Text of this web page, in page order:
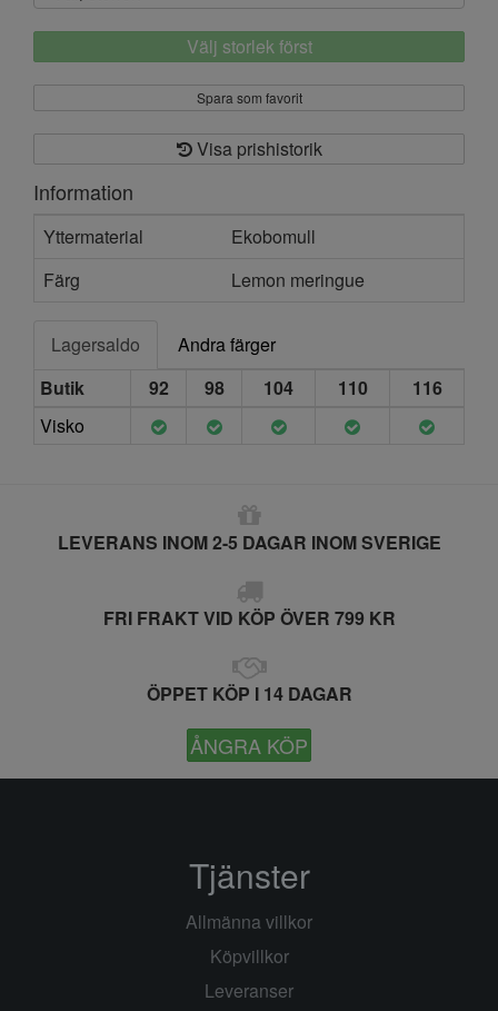
Välj storlek först
Spara som favorit
Visa prishistorik
Information
Yttermaterial
Ekobomull
Färg
Lemon meringue
Lagersaldo
Andra färger
Butik
92 98 104 110
116
Visko
LEVERANS INOM 2-5 DAGAR INOM SVERIGE
FRI FRAKT VID KÖP ÖVER 799 KR
ÖPPET KÖP I 14 DAGAR
ÅNGRA KÖP
Tjänster
Allmänna villkor
Köpvillkor
Leveranser